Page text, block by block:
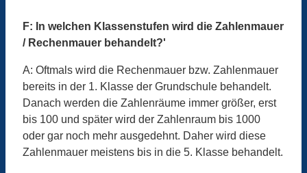
F: In welchen Klassenstufen wird die Zahlenmauer
/ Rechenmauer behandelt?'
A: Oftmals wird die Rechenmauer bzw. Zahlenmauer
bereits in der 1. Klasse der Grundschule behandelt.
Danach werden die Zahlenräume immer größer, erst
bis 100 und später wird der Zahlenraum bis 1000
oder gar noch mehr ausgedehnt. Daher wird diese
Zahlenmauer meistens bis in die 5. Klasse behandelt.